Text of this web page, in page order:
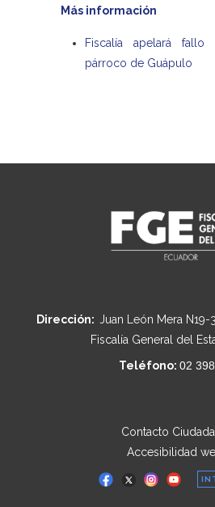
Más información
Fiscalía apelará fallo
párroco de Guápulo
Dirección: Juan León Mera N19-
Fiscalía General del
Teléfono: 02
Contacto
Accesibilidad